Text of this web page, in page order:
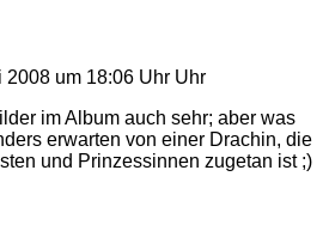
2008 um 18:06 Uhr Uhr
im Album auch sehr; aber was
erwarten von einer Drachin, die
und Prinzessinnen zugetan ist ;)